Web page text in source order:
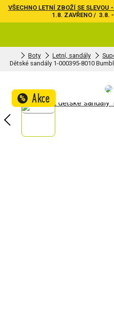
VŠECHNO LETNÍ ZBOŽÍ SE SLEVOU
1.8. ZAVŘENO / 3.8.
Boty Letní, sandály
Dětské sandály 1-000395-8010
% Akce